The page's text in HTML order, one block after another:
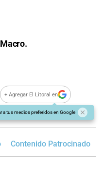
+ Agregar El Litoral en
a tus medios preferidos en Google
Contenido Patrocinado